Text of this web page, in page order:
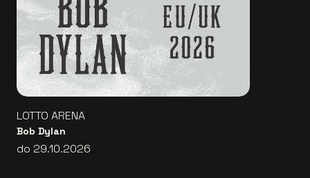
LOTTO ARENA
Bob Dylan
do 29.10.2026